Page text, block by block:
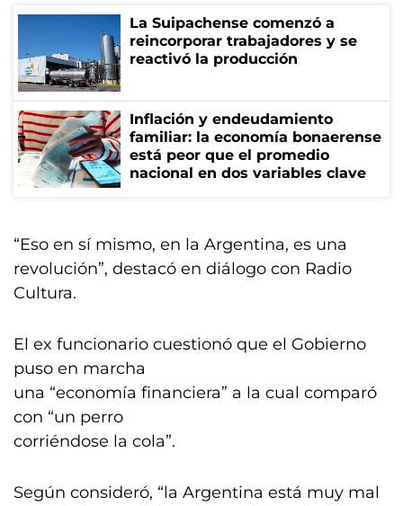
La Suipachense comenzó a
reincorporar trabajadores y se
reactivó la producción
Inflación y endeudamiento
familiar: la economía bonaerense
está peor que el promedio
nacional en dos variables clave
“Eso en sí mismo, en la Argentina, es una
revolución”, destacó en diálogo con Radio
Cultura.
El ex funcionario cuestionó que el Gobierno
puso en marcha
una “economía financiera” a la cual comparó
con “un perro
corriéndose la cola”.
Según consideró, “la Argentina está muy mal